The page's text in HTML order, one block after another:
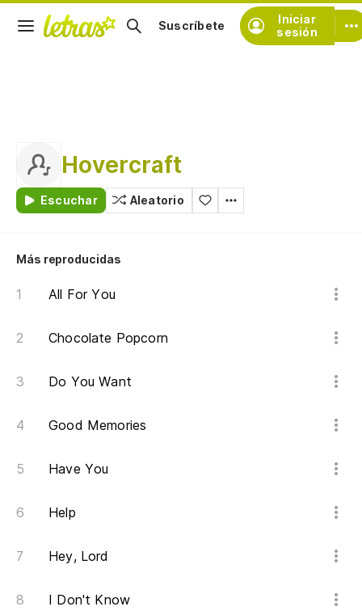
Iniciar
sesión
Suscríbete
Hovercraft
Escuchar Aleatorio
Más reproducidas
All For You
Chocolate Popcorn
Do You Want
Good Memories
Have You
Help
Hey, Lord
I Don't Know